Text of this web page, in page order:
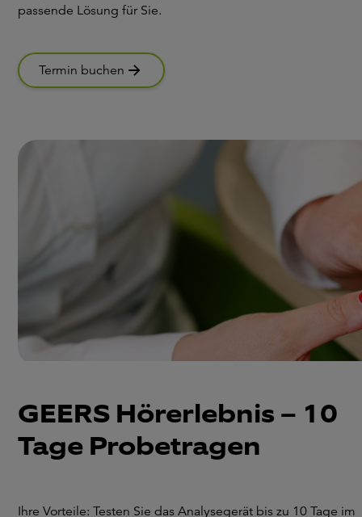
passende Lösung für Sie.
Termin buchen
GEERS Hörerlebnis – 10
Tage Probetragen
Ihre Vorteile: Testen Sie das Analysegerät bis zu 10 Tage im